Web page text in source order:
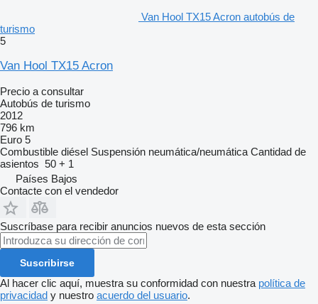
Van Hool TX15 Acron autobús de
turismo
5
Van Hool TX15 Acron
Precio a consultar
Autobús de turismo
2012
796 km
Euro 5
Combustible diésel Suspensión neumática/neumática Cantidad de
asientos 50 + 1
Países Bajos
Contacte con el vendedor
Suscríbase para recibir anuncios nuevos de esta sección
Suscribirse
Al hacer clic aquí, muestra su conformidad con nuestra política de
privacidad y nuestro acuerdo del usuario.